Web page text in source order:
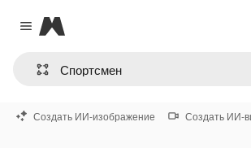
Close menu
Magnific
Создать ИИ-изображение Создать ИИ-